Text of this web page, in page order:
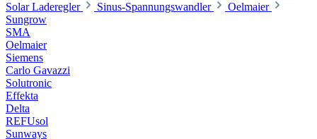
Solar Laderegler
Sinus-Spannungswandler
Oelmaier
Sungrow
SMA
Oelmaier
Siemens
Carlo Gavazzi
Solutronic
Effekta
Delta
REFUsol
Sunways